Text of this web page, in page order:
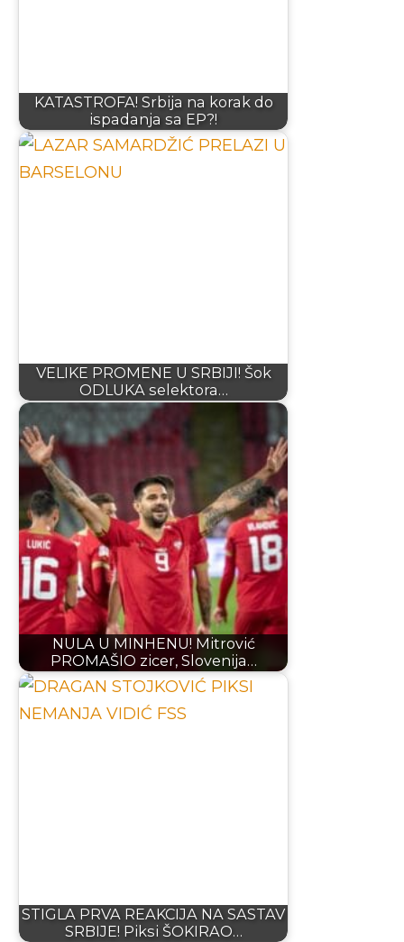
KATASTROFA! Srbija na korak do
ispadanja sa EP?!
VELIKE PROMENE U SRBIJI! Šok
ODLUKA selektora…
NULA U MINHENU! Mitrović
PROMAŠIO zicer, Slovenija…
STIGLA PRVA REAKCIJA NA SASTAV
SRBIJE! Piksi ŠOKIRAO…